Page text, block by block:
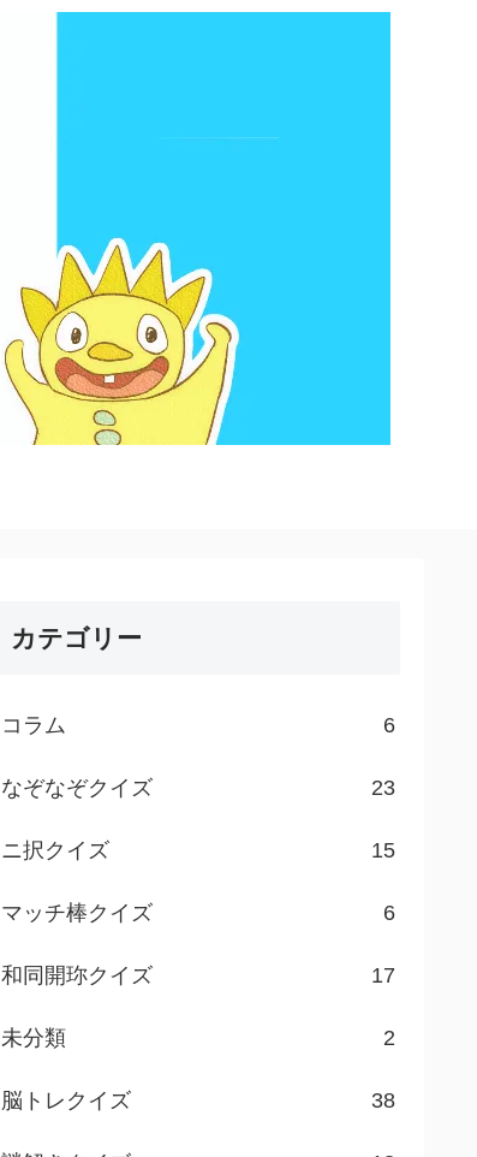
カテゴリー
コラム 6
なぞなぞクイズ 23
ニ択クイズ 15
マッチ棒クイズ 6
和同開珎クイズ 17
未分類 2
脳トレクイズ 38